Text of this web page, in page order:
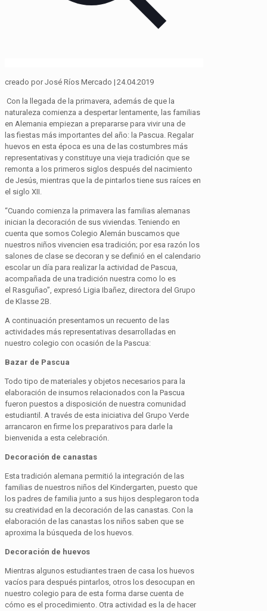
creado por José Ríos Mercado | 24.04.2019
Con la llegada de la primavera, además de que la
naturaleza comienza a despertar lentamente, las familias
en Alemania empiezan a prepararse para vivir una de
lasfiestas más importantes del año: la Pascua. Regalar
huevos en esta época es una de las costumbres más
representativas y constituye una vieja tradición que se
remonta a los primeros siglos después del nacimiento
de Jesús, mientras que la de pintarlos tiene sus raíces en
el siglo XII.
“Cuando comienza la primavera las familias alemanas
inician la decoración de sus viviendas. Teniendo en
cuenta que somos Colegio Alemán buscamos que
nuestros niños vivencien esa tradición; por esa razón los
salones de clase se decoran y se definió en el calendario
escolar un día para realizar la actividad de Pascua,
acompañada de una tradición nuestra como lo es
el Rasguñao”, expresó Ligia Ibañez, directora del Grupo
de Klasse 2B.
A continuación presentamos un recuento de las
actividades más representativas desarrolladas en
nuestro colegio con ocasión de la Pascua:
Bazar de Pascua
Todo tipo de materiales y objetos necesarios para la
elaboración de insumos relacionados con la Pascua
fueron puestos a disposición de nuestra comunidad
estudiantil. A través de esta iniciativa del Grupo Verde
arrancaron en firme los preparativos para darle la
bienvenida a esta celebración.
Decoración de canastas
Esta tradición alemana permitió la integración de las
familias de nuestros niños del Kindergarten, puesto que
los padres de familia junto a sus hijos desplegaron toda
su creatividad en la decoración de las canastas. Con la
elaboración de las canastas los niños saben que se
aproxima la búsqueda de los huevos.
Decoración de huevos
Mientras algunos estudiantes traen de casa los huevos
vacíos para después pintarlos, otros los desocupan en
nuestro colegio para de esta forma darse cuenta de
cómo es el procedimiento. Otra actividad es la de hacer